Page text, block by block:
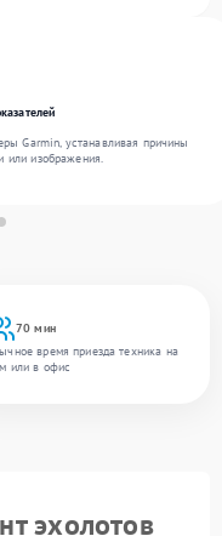
70 мин
время приезда техника на
или в офис
Garmin, устанавливая причины
или изображения.
эхолотов